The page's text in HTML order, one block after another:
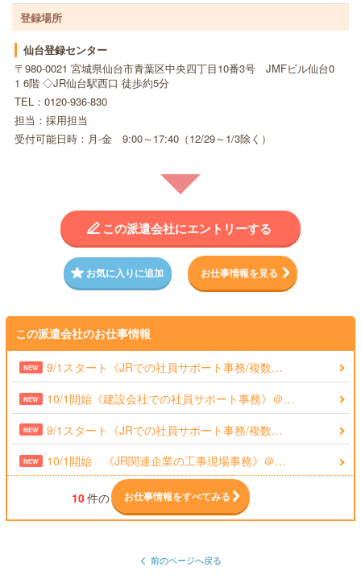
登録場所
仙台登録センター
〒980-0021 宮城県仙台市青葉区中央四丁目10番3号 JMFビル仙台0
1 6階 ◇JR仙台駅西口 徒歩約5分
TEL：0120-936-830
担当：採用担当
受付可能日時：月-金 9:00～17:40（12/29～1/3除く）
この派遣会社にエントリーする
お気に入りに追加 お仕事情報を見る
この派遣会社のお仕事情報
NEW 9/1スタート《JRでの社員サポート事務/複数…
NEW 10/1開始《建設会社での社員サポート事務》＠…
NEW 9/1スタート《JRでの社員サポート事務/複数…
NEW 10/1開始 《JR関連企業の工事現場事務》＠…
10件の お仕事情報をすべてみる
前のページへ戻る